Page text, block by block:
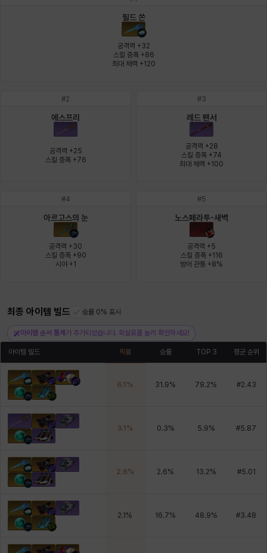
이안 재키
크레이버 타지아
펠릭스 피올로
필드 쏜
공격력 +32
스킬 증폭 +86
최대 체력 +120
#2
에스프리
공격력 +25
스킬 증폭 +76
#3
레드 팬서
공격력 +28
스킬 증폭 +74
최대 체력 +100
#4
아르고스의 눈
공격력 +30
스킬 증폭 +90
시야 +1
#5
노스페라투-새벽
공격력 +5
스킬 증폭 +116
방어 관통 +8%
최종 아이템 빌드 승률 0% 표시
아이템 순서 통계 가 추가되었습니다. 화살표를 눌러 확인하세요!
아이템 빌드 픽률 승률 TOP 3 평균 순위
6.1 % 31.9% 79.2% #2.43
3.1 % 0.3% 5.9% #5.87
2.6% 2.6% 13.2% #5.01
2.1 % 16.7% 48.9% #3.48